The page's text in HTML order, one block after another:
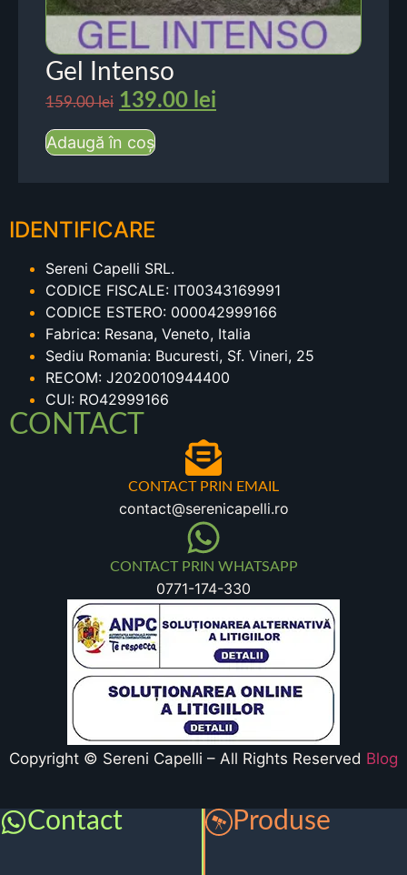
Gel Intenso
159.00lei 139.00 lei
Adaugă în coș
IDENTIFICARE
Sereni Capelli SRL.
CODICE FISCALE: IT00343169991
CODICE ESTERO: 000042999166
Fabrica: Resana, Veneto, Italia
Sediu Romania: Bucuresti, Sf. Vineri, 25
RECOM: J2020010944400
CUI: RO42999166
CONTACT
CONTACT PRIN EMAIL
contact@serenicapelli.ro
CONTACT PRIN WHATSAPP
0771-174-330
Copyright © Sereni Capelli – All Rights Reserved Blog
Contact Produse